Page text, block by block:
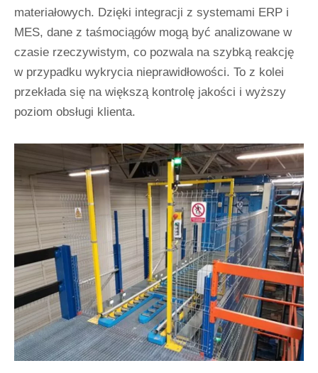
materiałowych. Dzięki integracji z systemami ERP i
MES, dane z taśmociągów mogą być analizowane w
czasie rzeczywistym, co pozwala na szybką reakcję
w przypadku wykrycia nieprawidłowości. To z kolei
przekłada się na większą kontrolę jakości i wyższy
poziom obsługi klienta.